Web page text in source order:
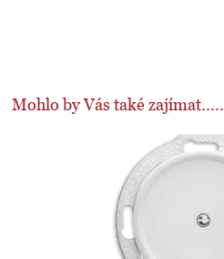
Mohlo by Vás také zajímat.....